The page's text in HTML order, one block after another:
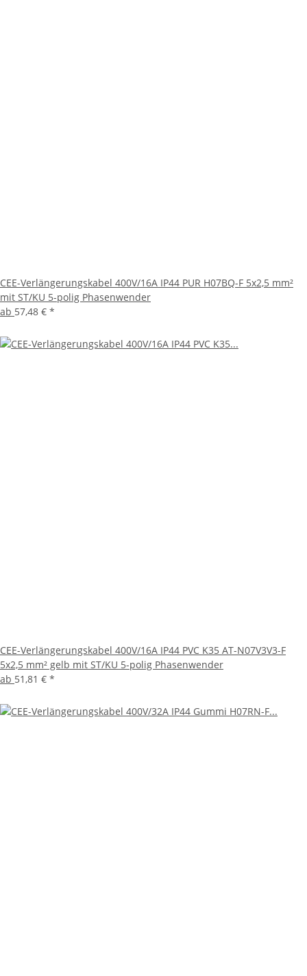
CEE-Verlängerungskabel 400V/16A IP44 PUR H07BQ-F 5x2,5 mm²
mit ST/KU 5-polig Phasenwender
ab 57,48 € *
CEE-Verlängerungskabel 400V/16A IP44 PVC K35 AT-N07V3V3-F
5x2,5 mm² gelb mit ST/KU 5-polig Phasenwender
ab 51,81 € *